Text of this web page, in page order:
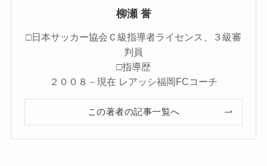
柳瀬 誉
□日本サッカー協会Ｃ級指導者ライセンス、３級審
判員
□指導歴
２００８－現在 レアッシ福岡FCコーチ
この著者の記事一覧へ